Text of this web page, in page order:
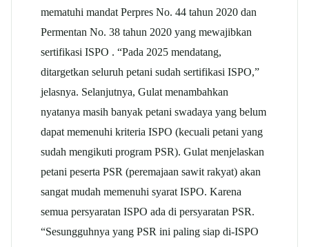
mematuhi mandat Perpres No. 44 tahun 2020 dan
Permentan No. 38 tahun 2020 yang mewajibkan
sertifikasi ISPO . “Pada 2025 mendatang,
ditargetkan seluruh petani sudah sertifikasi ISPO,”
jelasnya. Selanjutnya, Gulat menambahkan
nyatanya masih banyak petani swadaya yang belum
dapat memenuhi kriteria ISPO (kecuali petani yang
sudah mengikuti program PSR). Gulat menjelaskan
petani peserta PSR (peremajaan sawit rakyat) akan
sangat mudah memenuhi syarat ISPO. Karena
semua persyaratan ISPO ada di persyaratan PSR.
“Sesungguhnya yang PSR ini paling siap di-ISPO